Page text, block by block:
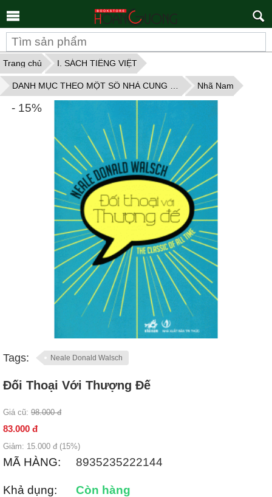
Trang chủ I. SÁCH TIẾNG VIỆT
Nhã Nam
Tags: Neale Donald Walsch
- 15%
Đối Thoại Với Thượng Đế
Giá cũ: 98.000 đ
83.000 đ
Giảm: 15.000 đ (15%)
MÃ HÀNG: 8935235222144
Khả dụng:
Còn hàng